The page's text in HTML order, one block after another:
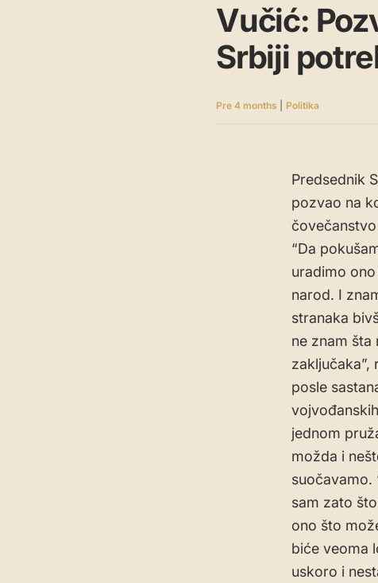
Vučić:
Srbiji
Pre 4 months Politika
Predsednik
pozvao na
“Da
uradimo
narod. I
stranaka
ne znam
zaključaka”,
posle
jednom
možda i
suočavamo.
sam zato
ono što
biće veoma
uskoro i